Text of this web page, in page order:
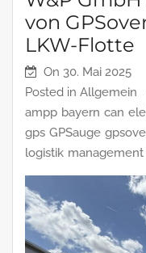
von
LKW-Flotte
On 30. Mai 2025
Posted in Allgemein
ampp bayern can
gps GPSauge
logistik management